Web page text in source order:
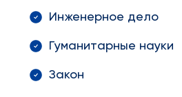
Инженерное дело
Гуманитарные науки
Закон